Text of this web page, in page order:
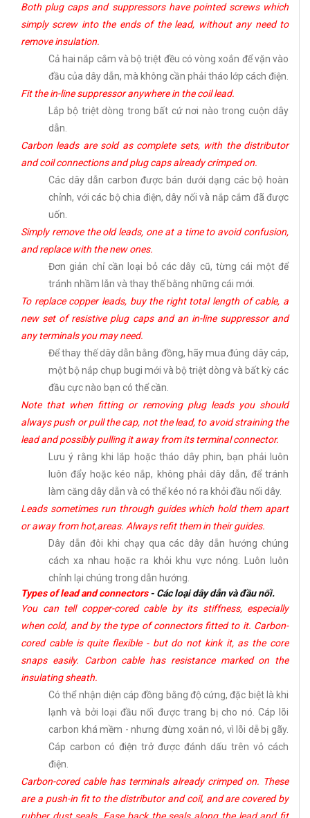
Both plug caps and suppressors have pointed screws which
simply screw into the ends of the lead, without any need to
remove insulation.
Cả hai nắp cắm và bộ triệt đều có vòng xoắn để vặn vào
đầu của dây dẫn, mà không cần phải tháo lớp cách điện.
Fit the in-line suppressor anywhere in the coil lead.
Lắp bộ triệt dòng trong bất cứ nơi nào trong cuộn dây
dẫn.
Carbon leads are sold as complete sets, with the distributor
and coil connections and plug caps already crimped on.
Các dây dẫn carbon được bán dưới dạng các bộ hoàn
chỉnh, với các bộ chia điện, dây nối và nắp cắm đã được
uốn.
Simply remove the old leads, one at a time to avoid confusion,
and replace with the new ones.
Đơn giản chỉ cần loại bỏ các dây cũ, từng cái một để
tránh nhầm lẫn và thay thế bằng những cái mới.
To replace copper leads, buy the right total length of cable, a
new set of resistive plug caps and an in-line suppressor and
any terminals you may need.
Để thay thế dây dẫn bằng đồng, hãy mua đúng dây cáp,
một bộ nắp chụp bugi mới và bộ triệt dòng và bất kỳ các
đầu cực nào bạn có thể cần.
Note that when fitting or removing plug leads you should
always push or pull the cap, not the lead, to avoid straining the
lead and possibly pulling it away from its terminal connector.
Lưu ý rằng khi lắp hoặc tháo dây phin, bạn phải luôn
luôn đẩy hoặc kéo nắp, không phải dây dẫn, để tránh
làm căng dây dẫn và có thể kéo nó ra khỏi đầu nối dây.
Leads sometimes run through guides which hold them apart
or away from hot,areas. Always refit them in their guides.
Dây dẫn đôi khi chạy qua các dây dẫn hướng chúng
cách xa nhau hoặc ra khỏi khu vực nóng. Luôn luôn
chỉnh lại chúng trong dẫn hướng.
Types of lead and connectors- Các loại dây dẫn và đầu nối.
You can tell copper-cored cable by its stiffness, especially
when cold, and by the type of connectors fitted to it. Carbon-
cored cable is quite flexible - but do not kink it, as the core
snaps easily. Carbon cable has resistance marked on the
insulating sheath.
Có thể nhận diện cáp đồng bằng độ cứng, đặc biệt là khi
lạnh và bởi loại đầu nối được trang bị cho nó. Cáp lõi
carbon khá mềm - nhưng đừng xoắn nó, vì lõi dễ bị gãy.
Cáp carbon có điện trở được đánh dấu trên vỏ cách
điện.
Carbon-cored cable has terminals already crimped on. These
are a push-in fit to the distributor and coil, and are covered by
rubber dust seals. Ease back the seals along the lead and fit